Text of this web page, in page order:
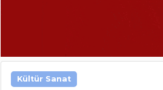
Kültür Sanat